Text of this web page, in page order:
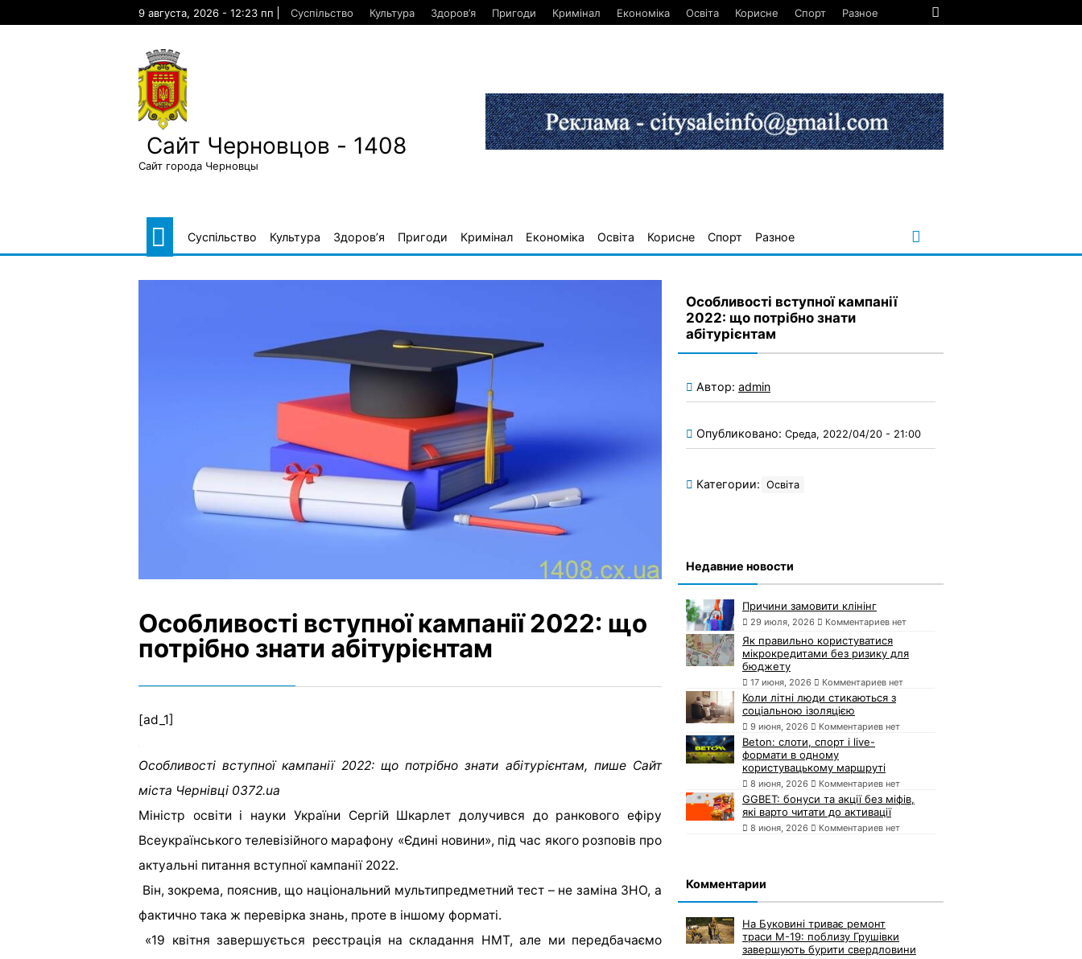
9 августа, 2026 - 12:23 пп Суспільство Культура Здоров’я Пригоди Кримінал Економіка Освіта Корисне Спорт Разное
Сайт Черновцов - 1408
Сайт города Черновцы
Суспільство Культура Здоров’я Пригоди Кримінал Економіка Освіта Корисне Спорт Разное
Особливості вступної кампанії 2022: що
потрібно знати абітурієнтам
[ad_1]
Особливості вступної кампанії 2022: що потрібно знати абітурієнтам, пише Сайт
міста Чернівці 0372.ua
Міністр освіти і науки України Сергій Шкарлет долучився до ранкового ефіру
Всеукраїнського телевізійного марафону «Єдині новини», під час якого розповів про
актуальні питання вступної кампанії 2022.
Він, зокрема, пояснив, що національний мультипредметний тест – не заміна ЗНО, а
фактично така ж перевірка знань, проте в іншому форматі.
«19 квітня завершується реєстрація на складання НМТ, але ми передбачаємо
Особливості вступної кампанії
2022: що потрібно знати
абітурієнтам
Автор: admin
Опубликовано: Среда, 2022/04/20 - 21:00
Категории: Освіта
Недавние новости
Причини замовити клінінг
29 июля, 2026 Комментариев нет
Як правильно користуватися
мікрокредитами без ризику для
бюджету
17 июня, 2026 Комментариев нет
Коли літні люди стикаються з
соціальною ізоляцією
9 июня, 2026 Комментариев нет
Beton: слоти, спорт і live-
формати в одному
користувацькому маршруті
8 июня, 2026 Комментариев нет
GGBET: бонуси та акції без міфів,
які варто читати до активації
8 июня, 2026 Комментариев нет
Комментарии
На Буковині триває ремонт
траси М-19: поблизу Грушівки
завершують бурити свердловини